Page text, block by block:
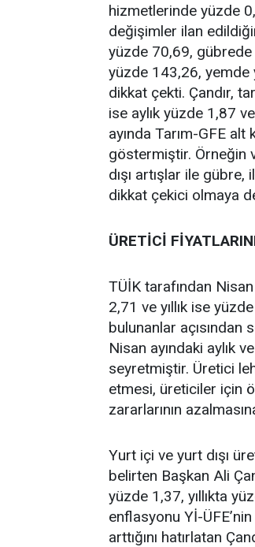
hizmetlerinde yüzde
değişimler ilan
yüzde 70,69,
yüzde 143,26, yemde
dikkat çekti. Çandır,
ise aylık yüzde 1,87
ayında Tarım-GFE
göstermiştir. Örneğin
dışı artışlar ile
dikkat çekici olmaya
ÜRETİCİ
TÜİK tarafından
2,71 ve yıllık ise
bulunanlar açısından
Nisan ayındaki aylık
seyretmiştir. Üretici
etmesi, üreticiler için
zararlarının
Yurt içi ve yurt dışı
belirten Başkan Ali
yüzde 1,37, yıllıkta
enflasyonu Yİ-
arttığını hatırlatan